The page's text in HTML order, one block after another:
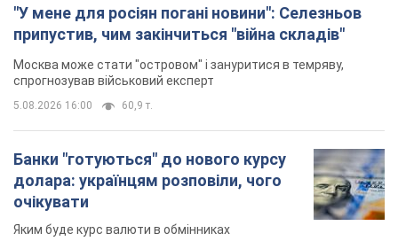
"У мене для росіян погані новини": Селезньов
припустив, чим закінчиться "війна складів"
Москва може стати "островом" і зануритися в темряву,
спрогнозував військовий експерт
5.08.2026 16:00 60,9 т.
Банки "готуються" до нового курсу
долара: українцям розповіли, чого
очікувати
Яким буде курс валюти в обмінниках